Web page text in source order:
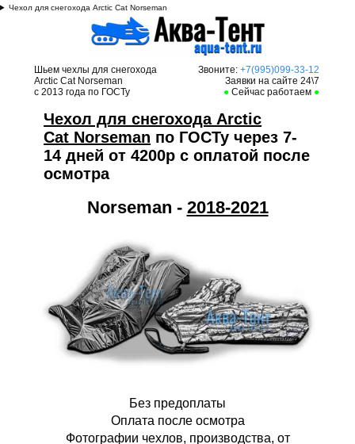
Чехол для снегохода Arctic Cat Norseman
Шьем чехлы для снегохода
Arctic Cat Norseman
с 2013 года по ГОСТу
Звоните:+7(995)099-33-12
Заявки на сайте 24\7
● Сейчас работаем ●
Чехол для снегохода Arctic
Cat Norseman по ГОСТу через 7-
14 дней от 4200р с оплатой после
осмотра
Norseman - 2018-2021
Без предоплаты
Оплата после осмотра
Фотографии чехлов, производства, от